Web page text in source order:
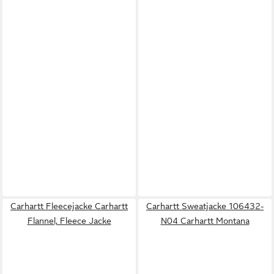
Carhartt Fleecejacke Carhartt
Flannel, Fleece Jacke
Carhartt Sweatjacke 106432-
N04 Carhartt Montana